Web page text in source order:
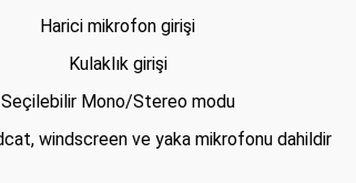
Harici mikrofon girişi
Kulaklık girişi
Seçilebilir Mono/Stereo modu
windscreen ve yaka mikrofonu dahildir